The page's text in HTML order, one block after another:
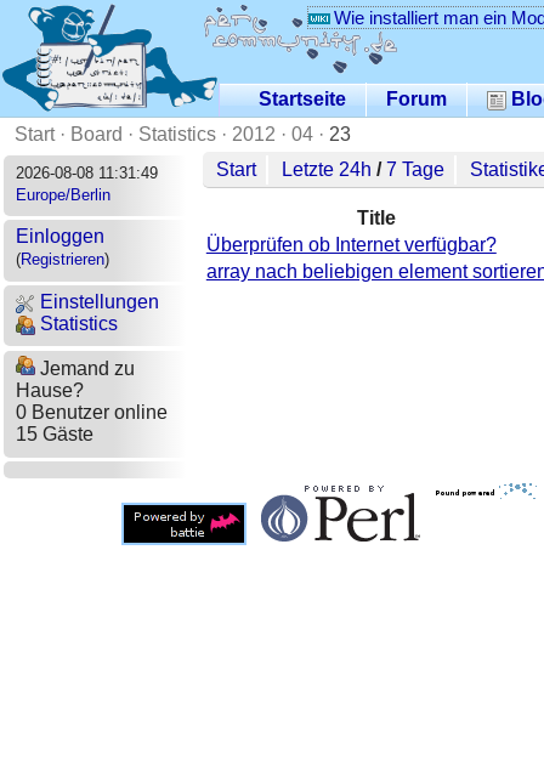
Wie installiert man ein
Startseite Forum
Start· Board · Statistics · 2012 · 04 · 23
2026-08-08 11:31:49
Europe/Berlin
Einloggen
(Registrieren)
Einstellungen
Statistics
Jemand zu
Hause?
0 Benutzer online
15 Gäste
Start Letzte 24h /7 Tage
Title
Überprüfen ob Internet verfügbar?
array nach beliebigen element